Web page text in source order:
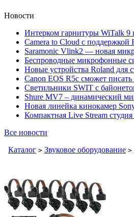
Новости
Интерком гарнитуры WiTalk 9
Camera to Cloud с поддержкой
Saramonic Vlink2 — новая
Беспроводные микрофонные
Новые устройства Roland для
Canon EOS R5c сможет
Светильники SWIT с
Shure MV7 – динамический
Новая линейка кинокамер
Компактная Live Stream
Все новости
Каталог > Звуковое оборудование >